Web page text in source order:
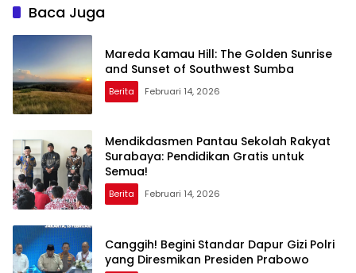
Baca Juga
Mareda Kamau Hill: The Golden Sunrise
and Sunset of Southwest Sumba
Berita Februari 14, 2026
Mendikdasmen Pantau Sekolah Rakyat
Surabaya: Pendidikan Gratis untuk
Semua!
Berita Februari 14, 2026
Canggih! Begini Standar Dapur Gizi Polri
yang Diresmikan Presiden Prabowo